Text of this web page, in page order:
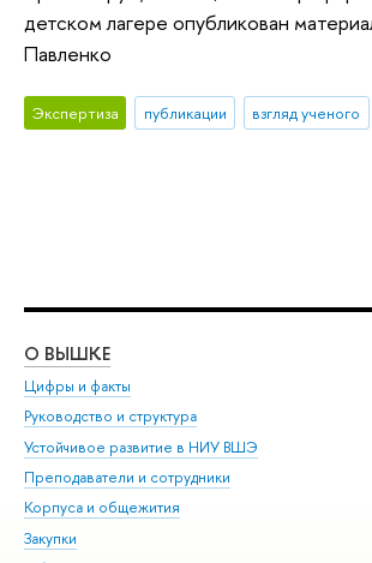
детском лагере опубликован
Павленко
Экспертиза публикации взгляд ученого
О ВЫШКЕ
Цифры и факты
Руководство и структура
Устойчивое развитие в НИУ ВШЭ
Преподаватели и сотрудники
Корпуса и общежития
Закупки